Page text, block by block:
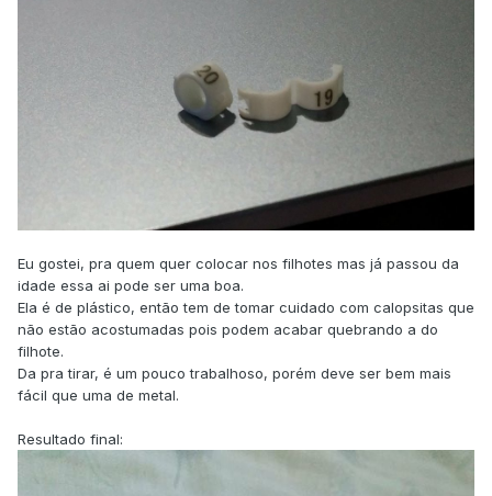
Eu gostei, pra quem quer colocar nos filhotes mas já passou da
idade essa ai pode ser uma boa.
Ela é de plástico, então tem de tomar cuidado com calopsitas que
não estão acostumadas pois podem acabar quebrando a do
filhote.
Da pra tirar, é um pouco trabalhoso, porém deve ser bem mais
fácil que uma de metal.
Resultado final: